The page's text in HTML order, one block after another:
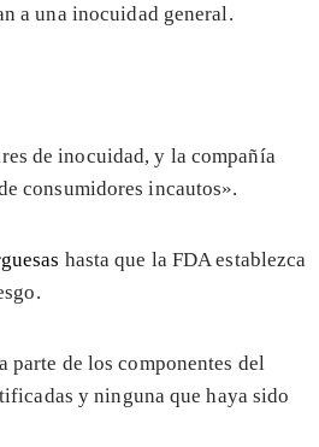
a una inocuidad general.
de inocuidad, y la compañía
consumidores incautos».
hasta que la FDA establezca
parte de los componentes del
y ninguna que haya sido